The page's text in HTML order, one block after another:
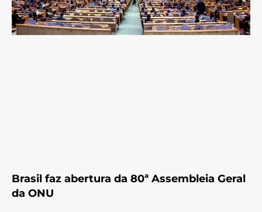
Brasil faz abertura da 80ª Assembleia Geral
da ONU